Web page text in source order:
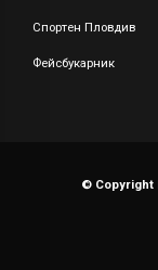
Спортен Пловдив
Фейсбукарник
© Copyright